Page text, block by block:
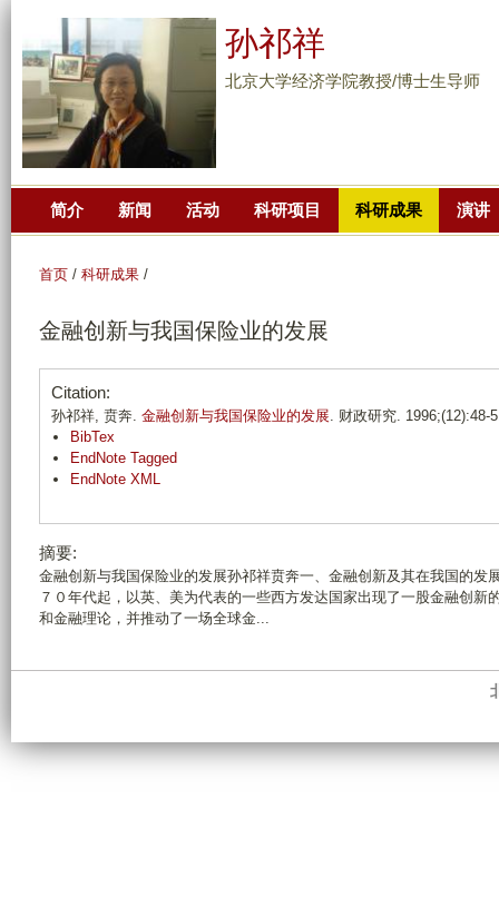
到
主
要
孙祁祥
北京大学经济学院教授/博士生导师
简介 新闻 活动 科研项目 科研成果 演讲
首页 / 科研成果 /
金融创新与我国保险业的发展
Citation:
孙祁祥, 贲奔. 金融创新与我国保险业的发展. 财政研究. 1996;(12):48-
BibTex
EndNote Tagged
EndNote XML
摘要:
金融创新与我国保险业的发展孙祁祥贲奔一、金融创新及其在我国的发
７０年代起，以英、美为代表的一些西方发达国家出现了一股金融创
和金融理论，并推动了一场全球金...